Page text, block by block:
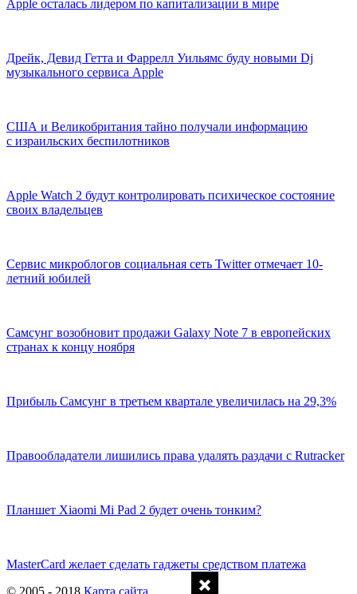
Apple осталась лидером по капитализации в мире
Дрейк, Девид Гетта и Фаррелл Уильямс буду новыми Dj
музыкального сервиса Apple
США и Великобритания тайно получали информацию
с израильских беспилотников
Apple Watch 2 будут контролировать психическое состояние
своих владельцев
Сервис микроблогов социальная сеть Twitter отмечает 10-
летний юбилей
Самсунг возобновит продажи Galaxy Note 7 в европейских
странах к концу ноября
Прибыль Самсунг в третьем квартале увеличилась на 29,3%
Правообладатели лишились права удалять раздачи с Rutracker
Планшет Xiaomi Mi Pad 2 будет очень тонким?
MasterCard желает сделать гаджеты средством платежа
© 2005 - 2018 Карта сайта